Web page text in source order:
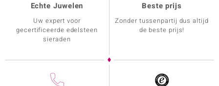
Echte Juwelen
Uw expert voor
gecertificeerde edelsteen
sieraden
Beste prijs
Zonder tussenpartij dus altijd
de beste prijs!